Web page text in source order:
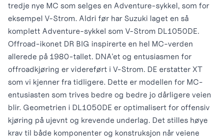
tredje nye MC som selges en Adventure-sykkel, som for
eksempel V-Strom. Aldri før har Suzuki laget en så
komplett Adventure-sykkel som V-Strom DL1050DE.
Offroad-ikonet DR BIG inspirerte en hel MC-verden
allerede på 1980-tallet. DNA'et og entusiasmen for
offroadkjøring er videreført i V-Strom. DE erstatter XT
som vi kjenner fra tidligere. Dette er modellen for MC-
entusiasten som trives bedre og bedre jo dårligere veien
blir. Geometrien i DL1050DE er optimalisert for offensiv
kjøring på ujevnt og krevende underlag. Det stilles høye
krav til både komponenter og konstruksjon når veiene